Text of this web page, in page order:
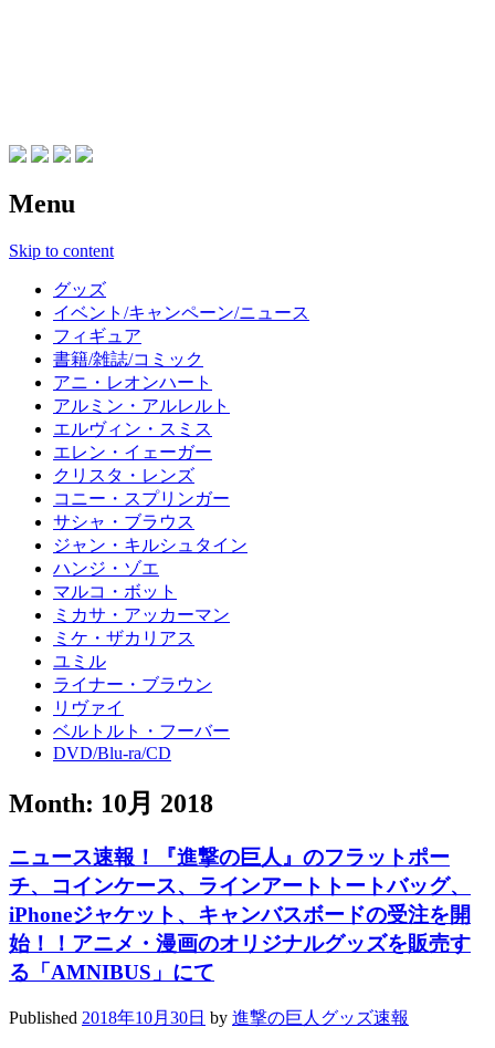
Menu
Skip to content
グッズ
イベント/キャンペーン/ニュース
フィギュア
書籍/雑誌/コミック
アニ・レオンハート
アルミン・アルレルト
エルヴィン・スミス
エレン・イェーガー
クリスタ・レンズ
コニー・スプリンガー
サシャ・ブラウス
ジャン・キルシュタイン
ハンジ・ゾエ
マルコ・ボット
ミカサ・アッカーマン
ミケ・ザカリアス
ユミル
ライナー・ブラウン
リヴァイ
ベルトルト・フーバー
DVD/Blu-ra/CD
Month: 10月 2018
ニュース速報！『進撃の巨人』のフラットポー
チ、コインケース、ラインアートトートバッグ、
iPhoneジャケット、キャンバスボードの受注を開
始！！アニメ・漫画のオリジナルグッズを販売す
る「AMNIBUS」にて
Published 2018年10月30日 by 進撃の巨人グッズ速報